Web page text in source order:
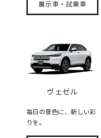
展示車・試乗車
ヴェゼル
毎日の景色に、新しい彩
りを。